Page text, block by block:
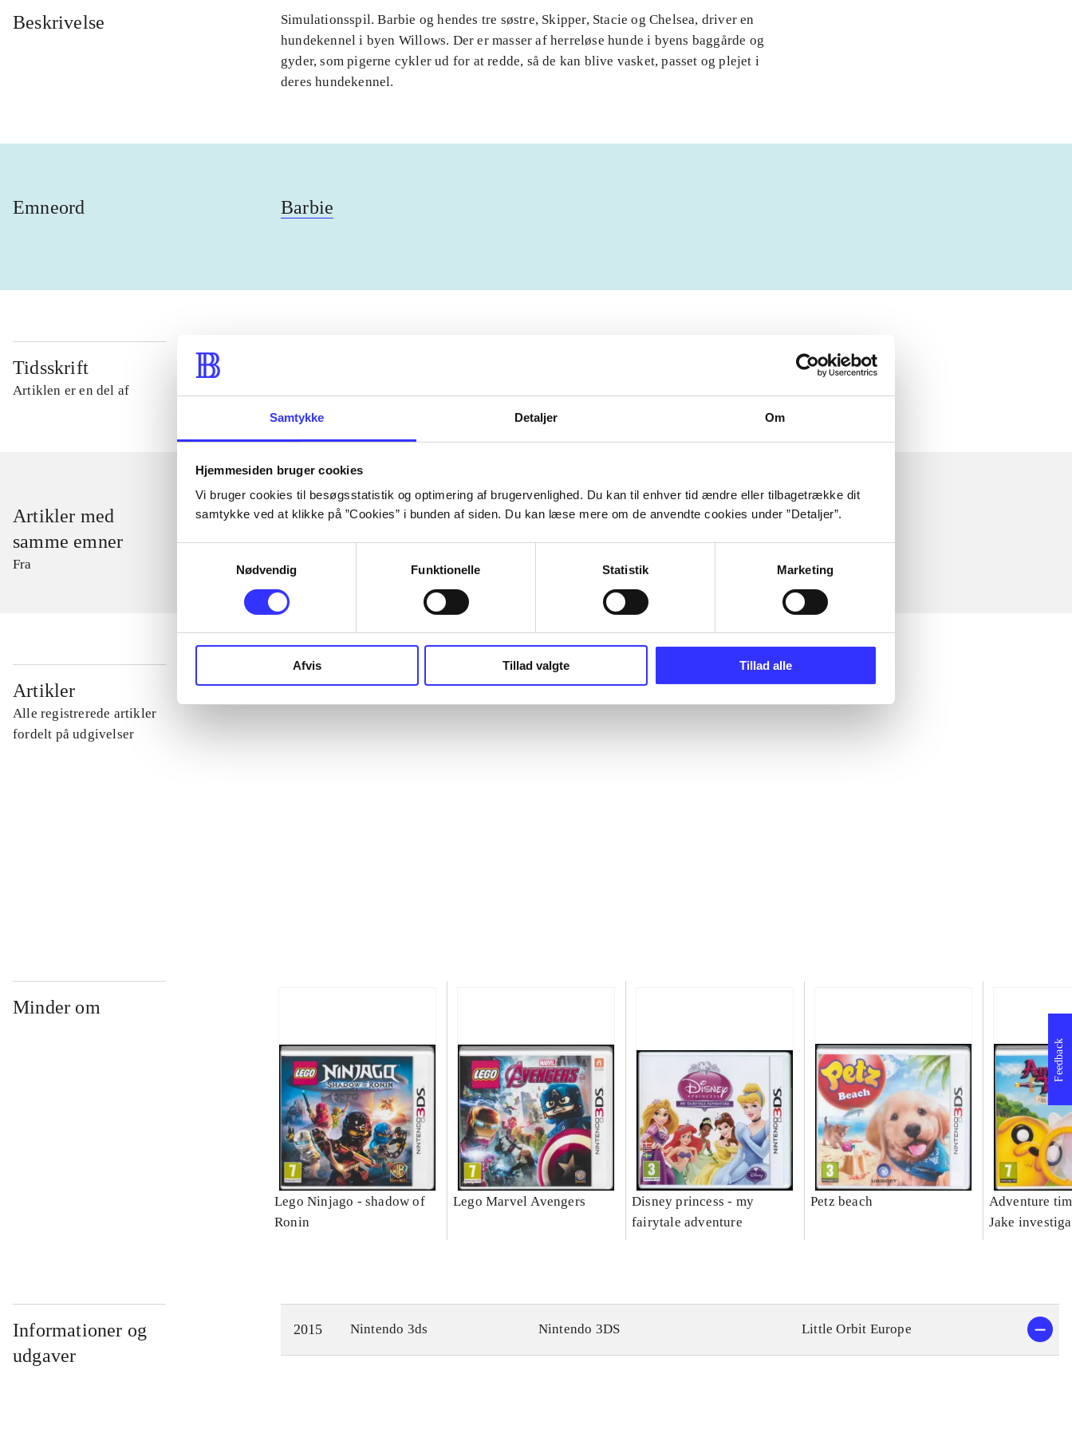
Samtykke Detaljer Om
Hjemmesiden bruger cookies
Vi bruger cookies til besøgsstatistik og optimering af brugervenlighed. Du kan til enhver tid ændre eller tilbagetrække dit
samtykke ved at klikke på ”Cookies” i bunden af siden. Du kan læse mere om de anvendte cookies under ”Detaljer”.
Nødvendig
Funktionelle Statistik Marketing
Afvis Tillad valgte Tillad alle
Beskrivelse
Simulationsspil. Barbie og hendes tre søstre, Skipper, Stacie og Chelsea, driver en
hundekennel i byen Willows. Der er masser af herreløse hunde i byens baggårde og
gyder, som pigerne cykler ud for at redde, så de kan blive vasket, passet og plejet i
deres hundekennel.
Emneord Barbie
Tidsskrift
Artiklen er en del af
Artikler med
samme emner
Fra
Artikler
Alle registrerede artikler
fordelt på udgivelser
Minder om
Lego Ninjago - shadow of
Ronin
Lego Marvel Avengers
Disney princess - my
fairytale adventure
Petz beach
Adventure
Jake
Informationer og
udgaver
2015 Nintendo 3ds Nintendo 3DS Little Orbit Europe
Feedback